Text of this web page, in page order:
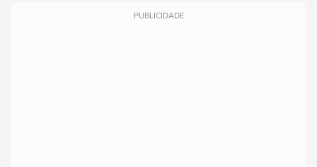
PUBLICIDADE